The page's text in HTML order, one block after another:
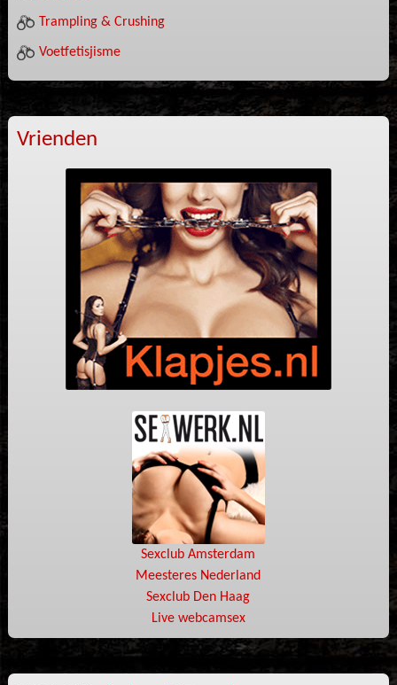
Trampling & Crushing
Voetfetisjisme
Vrienden
Sexclub Amsterdam
Meesteres Nederland
Sexclub Den Haag
Live webcamsex